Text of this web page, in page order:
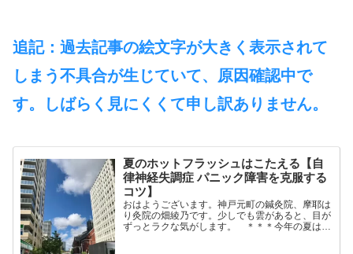
追記：過去記事の絵文字が大きく表示されて
しまう不具合が生じていて、原因確認中で
す。しばらく見にくくて申し訳ありません。
夏のホットフラッシュはこたえる【自
律神経失調症 パニック障害を克服する
コツ】
おはようございます。神戸元町の鍼灸院、摩耶は
り灸院の畑綾乃です。少しでも雲があると、目が
ずっとラクな気がします。 ＊＊＊今年の夏は、